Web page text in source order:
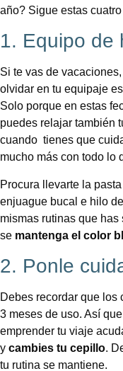
año? Sigue estas
1. Equipo de
Si te vas de
olvidar en tu equipaje es
Solo porque en estas
puedes relajar también
cuando tienes que
mucho más con todo lo
Procura llevarte la
enjuague bucal e hilo
mismas rutinas que
se mantenga el color
2. Ponle
Debes recordar que
3 meses de uso. Así
emprender tu viaje
y cambies tu cepillo.
tu rutina se mantiene.